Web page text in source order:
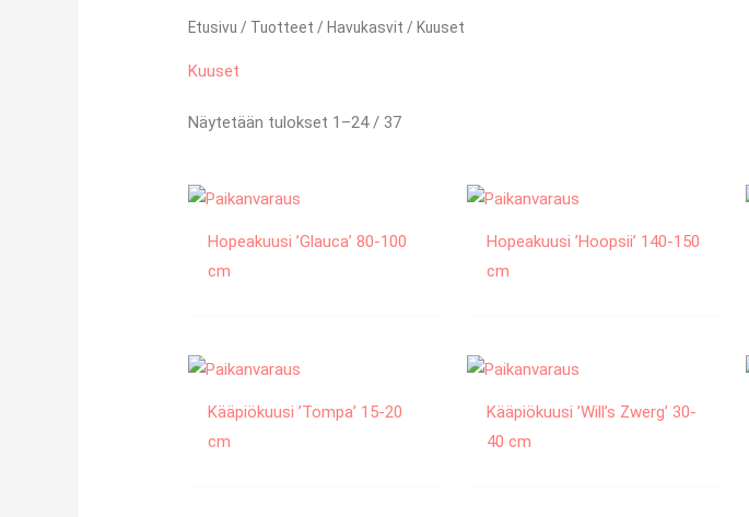
Etusivu / Tuotteet / Havukasvit / Kuuset
Kuuset
Näytetään tulokset 1–24 / 37
Hopeakuusi ’Glauca’ 80-100
cm
Hopeakuusi ’Hoopsii’ 140-150
cm
Kääpiökuusi ’Tompa’ 15-20
cm
Kääpiökuusi ’Will’s Zwerg’ 30-
40 cm